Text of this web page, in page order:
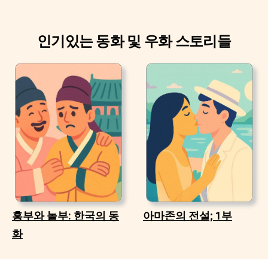
인기있는 동화 및 우화 스토리들
흥부와 놀부: 한국의 동
화
아마존의 전설; 1부